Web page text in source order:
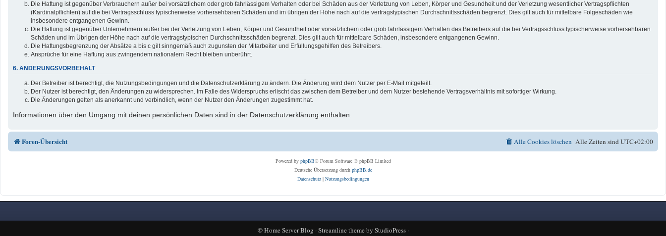
Die Haftung ist gegenüber Verbrauchern außer bei vorsätzlichem oder grob fahrlässigem Verhalten oder bei Schäden aus der Verletzung von Leben, Körper und Gesundheit und der Verletzung wesentlicher Vertragspflichten
(Kardinalpflichten) auf die bei Vertragsschluss typischerweise vorhersehbaren Schäden und im übrigen der Höhe nach auf die vertragstypischen Durchschnittsschäden begrenzt. Dies gilt auch für mittelbare Folgeschäden wie
insbesondere entgangenen Gewinn.
Die Haftung ist gegenüber Unternehmern außer bei der Verletzung von Leben, Körper und Gesundheit oder vorsätzlichem oder grob fahrlässigem Verhalten des Betreibers auf die bei Vertragsschluss typischerweise vorhersehbaren
Schäden und im Übrigen der Höhe nach auf die vertragstypischen Durchschnittsschäden begrenzt. Dies gilt auch für mittelbare Schäden, insbesondere entgangenen Gewinn.
Die Haftungsbegrenzung der Absätze a bis c gilt sinngemäß auch zugunsten der Mitarbeiter und Erfüllungsgehilfen des Betreibers.
Ansprüche für eine Haftung aus zwingendem nationalem Recht bleiben unberührt.
6. ÄNDERUNGSVORBEHALT
Der Betreiber ist berechtigt, die Nutzungsbedingungen und die Datenschutzerklärung zu ändern. Die Änderung wird dem Nutzer per E-Mail mitgeteilt.
Der Nutzer ist berechtigt, den Änderungen zu widersprechen. Im Falle des Widerspruchs erlischt das zwischen dem Betreiber und dem Nutzer bestehende Vertragsverhältnis mit sofortiger Wirkung.
Die Änderungen gelten als anerkannt und verbindlich, wenn der Nutzer den Änderungen zugestimmt hat.
Informationen über den Umgang mit deinen persönlichen Daten sind in der Datenschutzerklärung enthalten.
Foren-Übersicht Alle Zeiten sindUTC+02:00
Alle Cookies löschen
Powered by phpBB® Forum Software © phpBB Limited
Deutsche Übersetzung durch phpBB.de
Datenschutz| Nutzungsbedingungen
©Home Server Blog ·Streamline themeby StudioPress·